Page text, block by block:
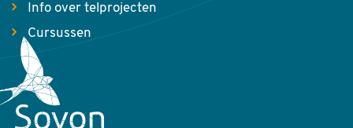
Info over telprojecten
Cursussen